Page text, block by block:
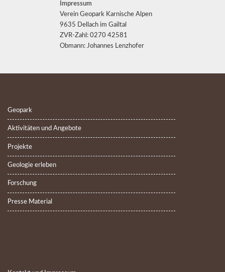
Impressum
Verein Geopark Karnische Alpen
9635 Dellach im Gailtal
ZVR-Zahl: 0270 42581
Obmann: Johannes Lenzhofer
Geopark
Aktivitäten und Angebote
Projekte
Geologie erleben
Forschung
Presse Material